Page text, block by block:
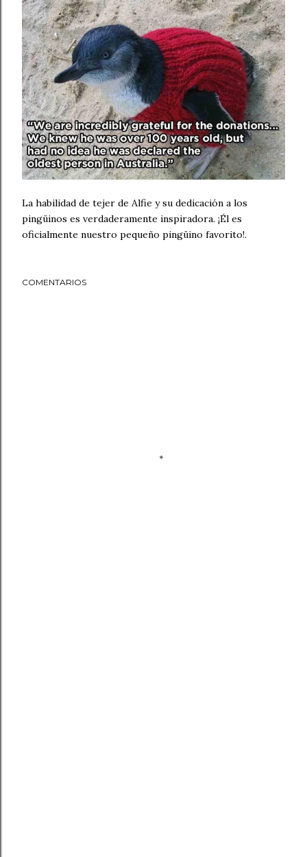
La habilidad de tejer de Alfie y su dedicación a los
pingüinos es verdaderamente inspiradora. ¡Él es
oficialmente nuestro pequeño pingüino favorito!.
COMENTARIOS